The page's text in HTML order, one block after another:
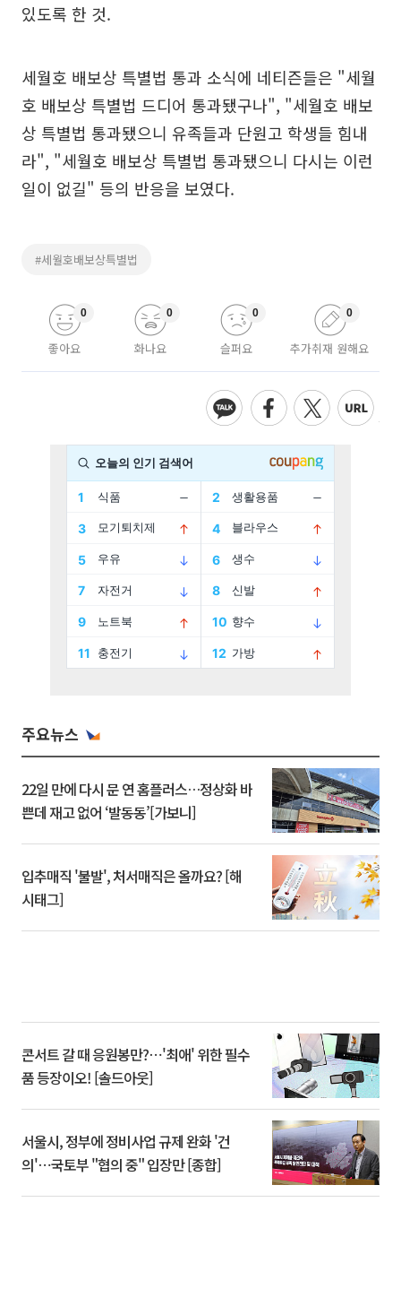
있도록 한 것.
세월호 배보상 특별법 통과 소식에 네티즌들은 "세월
호 배보상 특별법 드디어 통과됐구나", "세월호 배보
상 특별법 통과됐으니 유족들과 단원고 학생들 힘내
라", "세월호 배보상 특별법 통과됐으니 다시는 이런
일이 없길" 등의 반응을 보였다.
#세월호배보상특별법
좋아요
0
화나요
0
슬퍼요
0
추가취재 원해요
0
주요뉴스
22일 만에 다시 문 연 홈플러스…정상화 바
쁜데 재고 없어 ‘발동동’[가보니]
입추매직 '불발', 처서매직은 올까요? [해
시태그]
콘서트 갈 때 응원봉만?⋯'최애' 위한 필수
품 등장이오! [솔드아웃]
서울시, 정부에 정비사업 규제 완화 '건
의'⋯국토부 "협의 중" 입장만 [종합]